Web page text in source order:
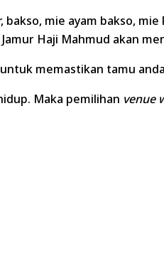
mie ayam bakso,
Haji Mahmud akan
memastikan tamu
Maka pemilihan venue